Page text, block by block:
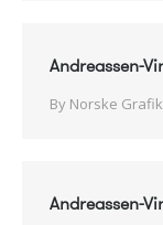
Andreassen-
By Norske
Andreassen-